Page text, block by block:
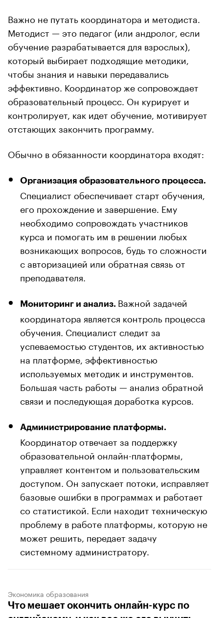
Важно не путать координатора и методиста.
Методист — это педагог (или андролог, если
обучение разрабатывается для взрослых),
который выбирает подходящие методики,
чтобы знания и навыки передавались
эффективно. Координатор же сопровождает
образовательный процесс. Он курирует и
контролирует, как идет обучение, мотивирует
отстающих закончить программу.
Обычно в обязанности координатора входят:
Организация образовательного процесса.
Специалист обеспечивает старт обучения,
его прохождение и завершение. Ему
необходимо сопровождать участников
курса и помогать им в решении любых
возникающих вопросов, будь то сложности
с авторизацией или обратная связь от
преподавателя.
Мониторинг и анализ. Важной задачей
координатора является контроль процесса
обучения. Специалист следит за
успеваемостью студентов, их активностью
на платформе, эффективностью
используемых методик и инструментов.
Большая часть работы — анализ обратной
связи и последующая доработка курсов.
Администрирование платформы.
Координатор отвечает за поддержку
образовательной онлайн-платформы,
управляет контентом и пользовательским
доступом. Он запускает потоки, исправляет
базовые ошибки в программах и работает
со статистикой. Если находит техническую
проблему в работе платформы, которую не
может решить, передает задачу
системному администратору.
Экономика образования
Что мешает окончить онлайн-курс по